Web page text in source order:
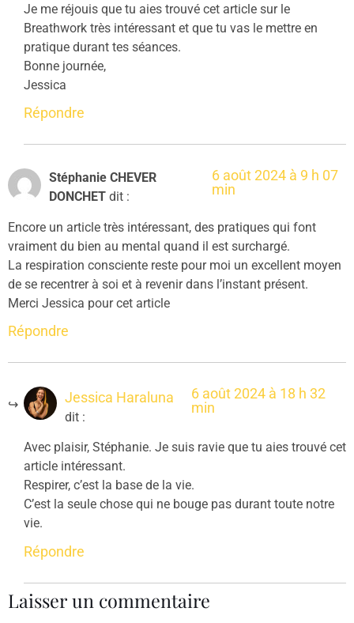
Je me réjouis que tu aies trouvé cet article sur le
Breathwork très intéressant et que tu vas le mettre en
pratique durant tes séances.
Bonne journée,
Jessica
Répondre
Stéphanie CHEVER
DONCHET dit :
6 août 2024 à 9 h 07
min
Encore un article très intéressant, des pratiques qui font
vraiment du bien au mental quand il est surchargé.
La respiration consciente reste pour moi un excellent moyen
de se recentrer à soi et à revenir dans l’instant présent.
Merci Jessica pour cet article
Répondre
Jessica Haraluna
dit :
6 août 2024 à 18 h 32
min
Avec plaisir, Stéphanie. Je suis ravie que tu aies trouvé cet
article intéressant.
Respirer, c’est la base de la vie.
C’est la seule chose qui ne bouge pas durant toute notre
vie.
Répondre
Laisser un commentaire